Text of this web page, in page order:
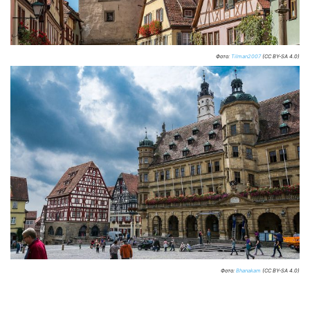
Фото: Tilman2007(CC BY-SA 4.0)
Фото: Bhanakam (CC BY-SA 4.0)